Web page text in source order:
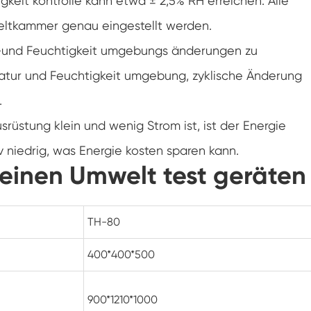
Klimaanlagen kammer mit negativer
Temperatur
Temperatur Luft feuchtigkeit Labor
klimatische Test kammer
Temperatur-Höhen-Kammer
Feuchte Wärme kammer
Trocken ofen
Kalte Klima kammer
PV-Degradationstestkammer
Konditionierung kammer
genau eingestellt werden.
Feuchtigkeit umgebungs änderungen zu
und Feuchtigkeit umgebung, zyklische Änderung
klein und wenig Strom ist, ist der Energie
was Energie kosten sparen kann.
Umwelt test geräten
TH-80
400*400*500
900*1210*1000